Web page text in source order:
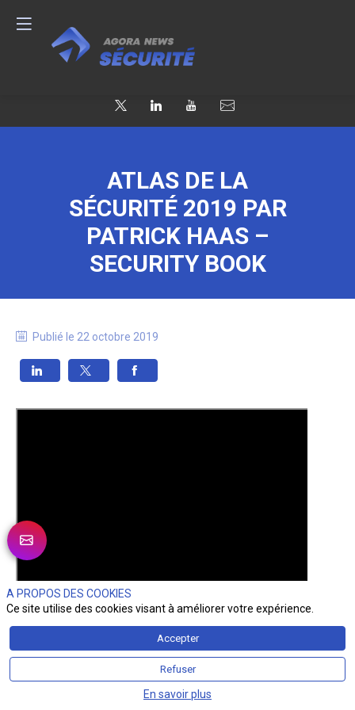
ATLAS DE LA
SÉCURITÉ 2019 PAR
PATRICK HAAS –
SECURITY BOOK
Publié le 22 octobre 2019
A PROPOS DES COOKIES
Ce site utilise des cookies visant à améliorer votre expérience.
Accepter
Refuser
En savoir plus